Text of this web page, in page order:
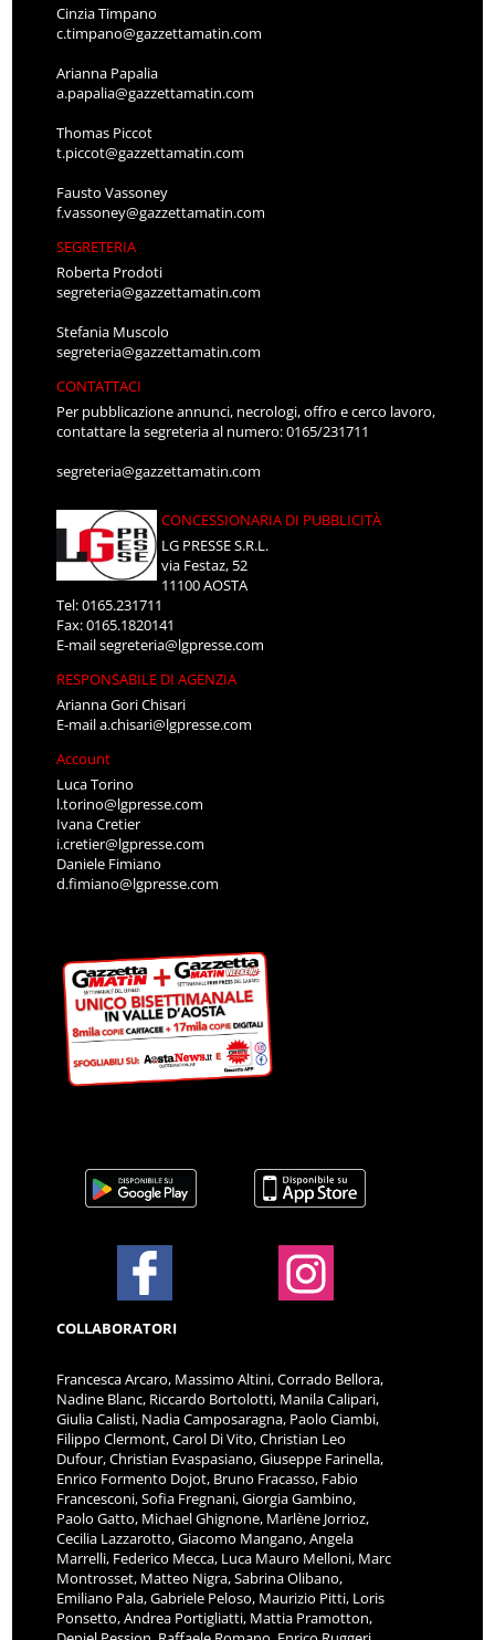
Cinzia Timpano
c.timpano@gazzettamatin.com
Arianna Papalia
a.papalia@gazzettamatin.com
Thomas Piccot
t.piccot@gazzettamatin.com
Fausto Vassoney
f.vassoney@gazzettamatin.com
SEGRETERIA
Roberta Prodoti
segreteria@gazzettamatin.com
Stefania Muscolo
segreteria@gazzettamatin.com
CONTATTACI
Per pubblicazione annunci, necrologi, offro e cerco lavoro,
contattare la segreteria al numero: 0165/231711
segreteria@gazzettamatin.com
CONCESSIONARIA DI PUBBLICITÀ
LG PRESSE S.R.L.
via Festaz, 52
11100 AOSTA
Tel: 0165.231711
Fax: 0165.1820141
E-mailsegreteria@lgpresse.com
RESPONSABILE DI AGENZIA
Arianna Gori Chisari
E-maila.chisari@lgpresse.com
Account
Luca Torino
l.torino@lgpresse.com
Ivana Cretier
i.cretier@lgpresse.com
Daniele Fimiano
d.fimiano@lgpresse.com
COLLABORATORI
Francesca Arcaro, Massimo Altini, Corrado Bellora,
Nadine Blanc, Riccardo Bortolotti, Manila Calipari,
Giulia Calisti, Nadia Camposaragna, Paolo Ciambi,
Filippo Clermont, Carol Di Vito, Christian Leo
Dufour, Christian Evaspasiano, Giuseppe Farinella,
Enrico Formento Dojot, Bruno Fracasso, Fabio
Francesconi, Sofia Fregnani, Giorgia Gambino,
Paolo Gatto, Michael Ghignone, Marlène Jorrioz,
Cecilia Lazzarotto, Giacomo Mangano, Angela
Marrelli, Federico Mecca, Luca Mauro Melloni, Marc
Montrosset, Matteo Nigra, Sabrina Olibano,
Emiliano Pala, Gabriele Peloso, Maurizio Pitti, Loris
Ponsetto, Andrea Portigliatti, Mattia Pramotton,